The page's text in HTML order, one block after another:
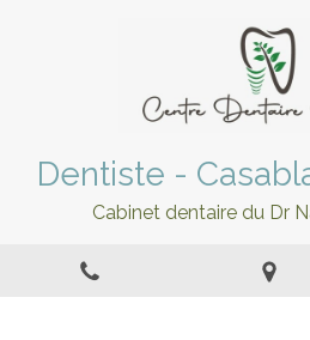
Dentiste -
Cabinet dentaire du Dr